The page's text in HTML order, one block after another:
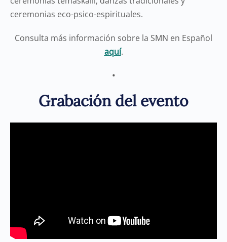
ceremonias eco-psico-espirituales.
Consulta más información sobre la SMN en Español
aquí.
•
Grabación del evento